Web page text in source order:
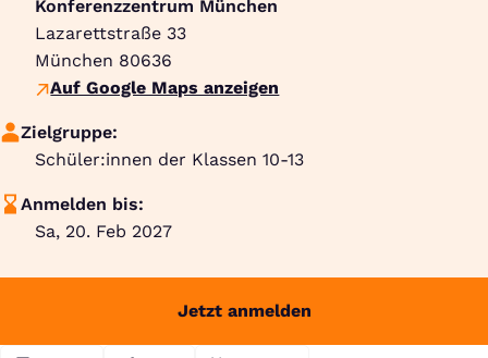
Konferenzzentrum München
Lazarettstraße 33
München 80636
Auf Google Maps anzeigen
Zielgruppe:
Schüler:innen der Klassen 10-13
Anmelden bis:
Sa, 20. Feb 2027
Jetzt anmelden